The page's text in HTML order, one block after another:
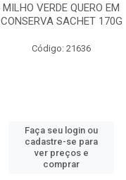
MILHO VERDE QUERO EM
CONSERVA SACHET 170G
Código: 21636
Faça seu login ou
cadastre-se para
ver preços e
comprar